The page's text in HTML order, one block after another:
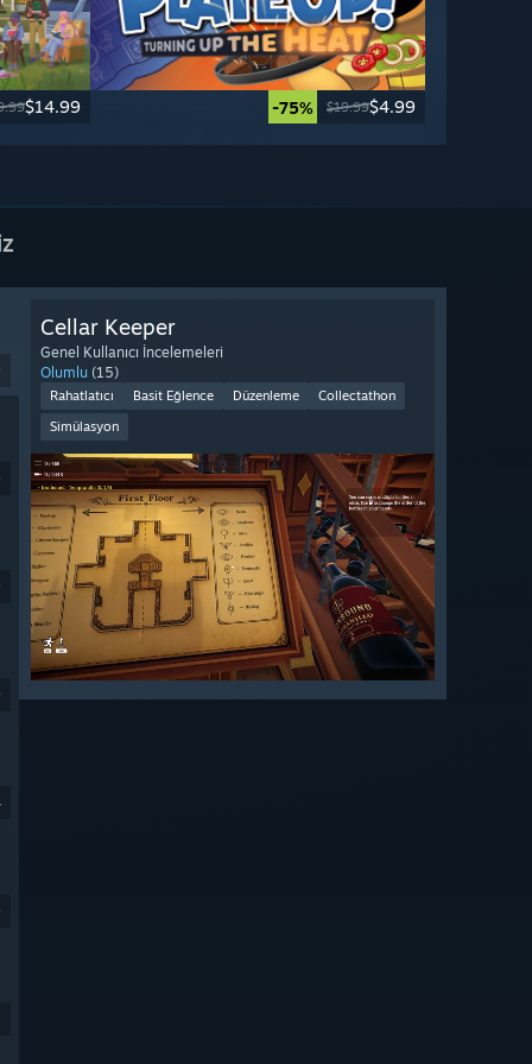
$14.99 -75% $19.99$4.99
Cellar Keeper
Genel Kullanıcı İncelemeleri
Olumlu (15)
Rahatlatıcı Basit Eğlence Düzenleme
Collectathon
Simülasyon